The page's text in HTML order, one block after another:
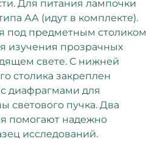
Для питания лампочки
АА (идут в комплекте).
под предметным столиком
изучения прозрачных
свете. С нижней
столика закреплен
диафрагмами для
светового пучка. Два
помогают надежно
исследований.